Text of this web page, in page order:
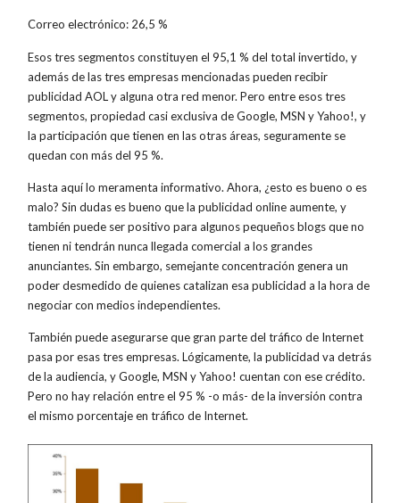
Correo electrónico: 26,5 %
Esos tres segmentos constituyen el 95,1 % del total invertido, y
además de las tres empresas mencionadas pueden recibir
publicidad AOL y alguna otra red menor. Pero entre esos tres
segmentos, propiedad casi exclusiva de Google, MSN y Yahoo!, y
la participación que tienen en las otras áreas, seguramente se
quedan con más del 95 %.
Hasta aquí lo meramenta informativo. Ahora, ¿esto es bueno o es
malo? Sin dudas es bueno que la publicidad online aumente, y
también puede ser positivo para algunos pequeños blogs que no
tienen ni tendrán nunca llegada comercial a los grandes
anunciantes. Sin embargo, semejante concentración genera un
poder desmedido de quienes catalizan esa publicidad a la hora de
negociar con medios independientes.
También puede asegurarse que gran parte del tráfico de Internet
pasa por esas tres empresas. Lógicamente, la publicidad va detrás
de la audiencia, y Google, MSN y Yahoo! cuentan con ese crédito.
Pero no hay relación entre el 95 % -o más- de la inversión contra
el mismo porcentaje en tráfico de Internet.